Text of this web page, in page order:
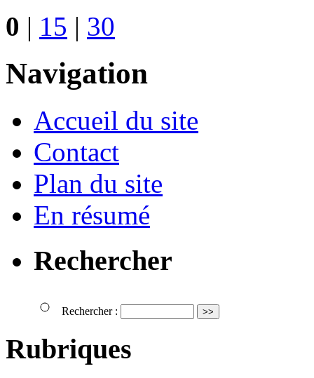
0 | 15 | 30
Navigation
Accueil du site
Contact
Plan du site
En résumé
Rechercher
Rechercher :
Rubriques